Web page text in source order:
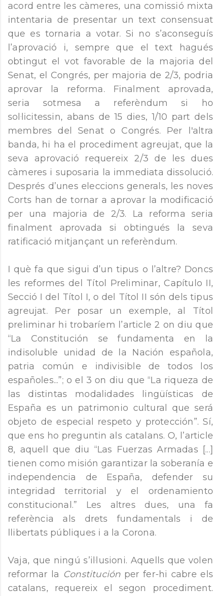
acord entre les càmeres, una comissió mixta
intentaria de presentar un text consensuat
que es tornaria a votar. Si no s’aconseguís
l’aprovació i, sempre que el text hagués
obtingut el vot favorable de la majoria del
Senat, el Congrés, per majoria de 2/3, podria
aprovar la reforma. Finalment aprovada,
seria sotmesa a referèndum si ho
sol·licitessin, abans de 15 dies, 1/10 part dels
membres del Senat o Congrés. Per l'altra
banda, hi ha el procediment agreujat, que la
seva aprovació requereix 2/3 de les dues
càmeres i suposaria la immediata dissolució.
Després d’unes eleccions generals, les noves
Corts han de tornar a aprovar la modificació
per una majoria de 2/3. La reforma seria
finalment aprovada si obtingués la seva
ratificació mitjançant un referèndum.
I què fa que sigui d’un tipus o l’altre? Doncs
les reformes del Títol Preliminar, Capítulo II,
Secció I del Títol I, o del Títol II són dels tipus
agreujat. Per posar un exemple, al Títol
preliminar hi trobaríem l’article 2 on diu que
“La Constitución se fundamenta en la
indisoluble unidad de la Nación española,
patria común e indivisible de todos los
españoles...”; o el 3 on diu que “La riqueza de
las distintas modalidades lingüísticas de
España es un patrimonio cultural que será
objeto de especial respeto y protección”. Sí,
que ens ho preguntin als catalans. O, l’article
8, aquell que diu “Las Fuerzas Armadas [...]
tienen como misión garantizar la soberanía e
independencia de España, defender su
integridad territorial y el ordenamiento
constitucional.” Les altres dues, una fa
referència als drets fundamentals i de
llibertats públiques i a la Corona.
Vaja, que ningú s’il·lusioni. Aquells que volen
reformar la Constitución per fer-hi cabre els
catalans, requereix el segon procediment.